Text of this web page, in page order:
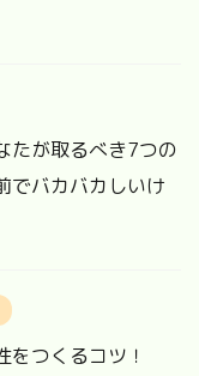
たが取るべき7つの
でバカバカしいけ
をつくるコツ！